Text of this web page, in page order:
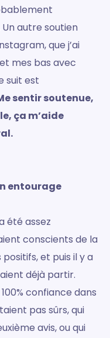
autre soutien
que j’ai
mes bas avec
suit est
sentir soutenue,
ça m’aide
entourage
été assez
conscients de la
et puis il y a
déjà partir.
confiance dans
pas sûrs, qui
avis, ou qui